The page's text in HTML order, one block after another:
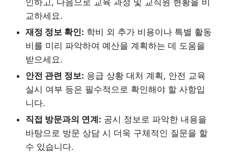
인하고, 다음으로 교육 과정 및 교직원 현황을 비
교하세요.
재정 정보 확인: 학비 외 추가 비용이나 특별 활동
비를 미리 파악하여 예산을 계획하는 데 도움을
받으세요.
안전 관련 정보: 응급 상황 대처 계획, 안전 교육
실시 여부 등은 필수적으로 확인해야 할 사항입
니다.
직접 방문과의 연계: 공시 정보로 파악한 내용을
바탕으로 방문 상담 시 더욱 구체적인 질문을 할
수 있습니다.